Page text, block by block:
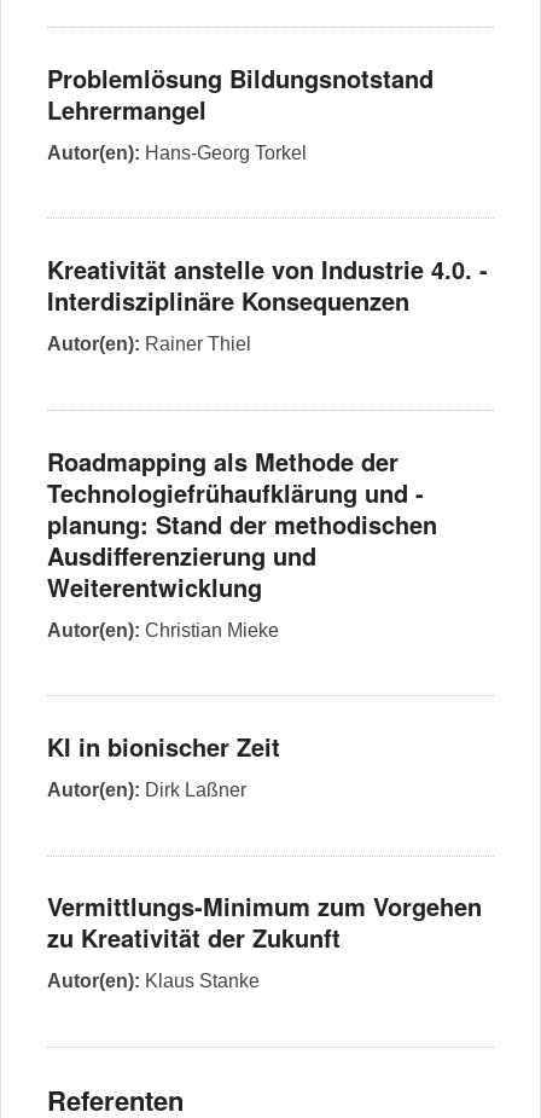
Problemlösung Bildungsnotstand
Lehrermangel
Autor(en): Hans-Georg Torkel
Kreativität anstelle von Industrie 4.0. -
Interdisziplinäre Konsequenzen
Autor(en): Rainer Thiel
Roadmapping als Methode der
Technologiefrühaufklärung und -
planung: Stand der methodischen
Ausdifferenzierung und
Weiterentwicklung
Autor(en): Christian Mieke
KI in bionischer Zeit
Autor(en): Dirk Laßner
Vermittlungs-Minimum zum Vorgehen
zu Kreativität der Zukunft
Autor(en): Klaus Stanke
Referenten